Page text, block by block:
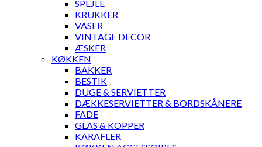
SPEJLE
KRUKKER
VASER
VINTAGE DECOR
ÆSKER
KØKKEN
BAKKER
BESTIK
DUGE & SERVIETTER
DÆKKESERVIETTER & BORDSKÅNERE
FADE
GLAS & KOPPER
KARAFLER